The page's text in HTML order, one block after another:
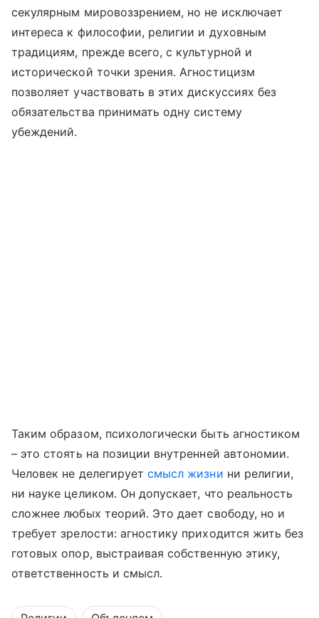
секулярным мировоззрением, но не исключает
интереса к философии, религии и духовным
традициям, прежде всего, с культурной и
исторической точки зрения. Агностицизм
позволяет участвовать в этих дискуссиях без
обязательства принимать одну систему
убеждений.
Таким образом, психологически быть агностиком
– это стоять на позиции внутренней автономии.
Человек не делегируетсмысл жизни ни религии,
ни науке целиком. Он допускает, что реальность
сложнее любых теорий. Это дает свободу, но и
требует зрелости: агностику приходится жить без
готовых опор, выстраивая собственную этику,
ответственность и смысл.